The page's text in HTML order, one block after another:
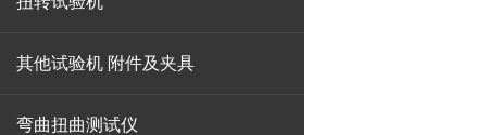
其他试验机 附件及夹具
弯曲扭曲测试仪